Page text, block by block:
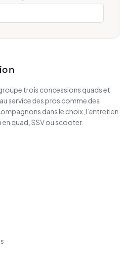
trois concessions quads et
service des pros comme des
dans le choix, l'entretien
quad, SSV ou scooter.